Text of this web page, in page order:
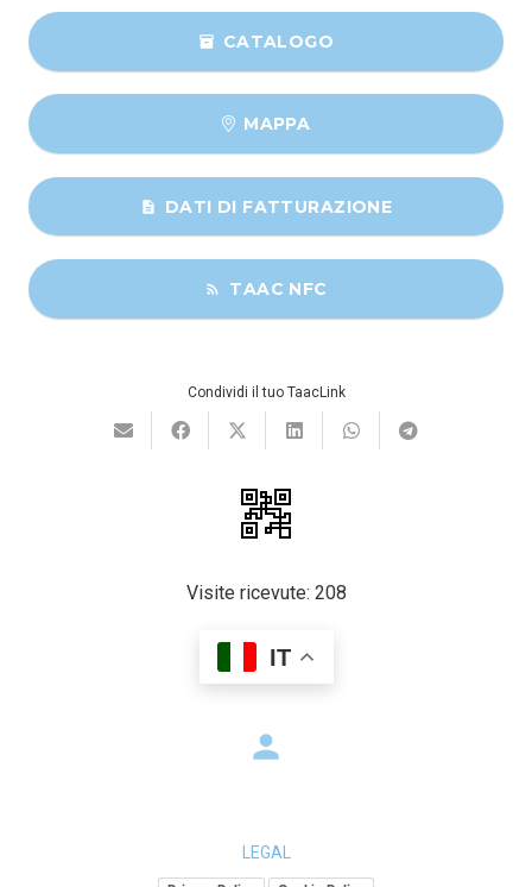
inventory CATALOGO
MAPPA
description DATI DI FATTURAZIONE
rss_feed TAAC NFC
Condividi il tuo TaacLink
Visite ricevute: 208
IT
person
LEGAL